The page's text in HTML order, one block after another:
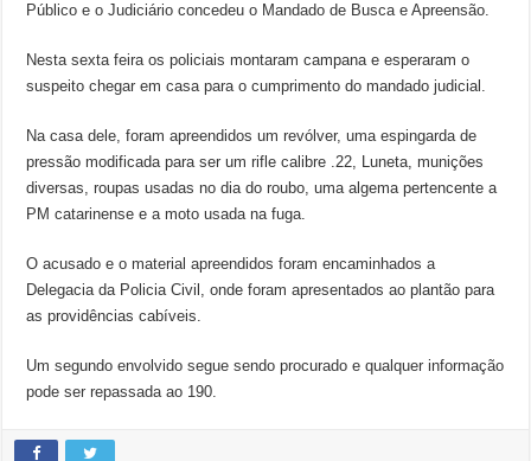
Público e o Judiciário concedeu o Mandado de Busca e Apreensão.
Nesta sexta feira os policiais montaram campana e esperaram o
suspeito chegar em casa para o cumprimento do mandado judicial.
Na casa dele, foram apreendidos um revólver, uma espingarda de
pressão modificada para ser um rifle calibre .22, Luneta, munições
diversas, roupas usadas no dia do roubo, uma algema pertencente a
PM catarinense e a moto usada na fuga.
O acusado e o material apreendidos foram encaminhados a
Delegacia da Policia Civil, onde foram apresentados ao plantão para
as providências cabíveis.
Um segundo envolvido segue sendo procurado e qualquer informação
pode ser repassada ao 190.